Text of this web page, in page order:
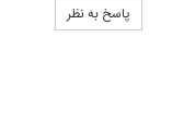
پاسخ به نظر